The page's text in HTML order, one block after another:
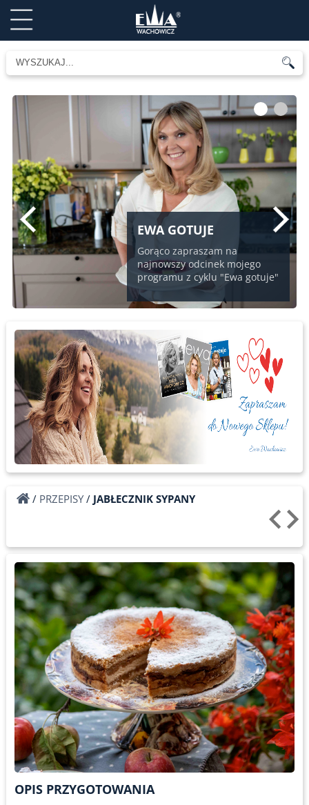
EWA GOTUJE
Gorąco zapraszam na
najnowszy odcinek mojego
programu z cyklu "Ewa gotuje"
1 2
/ PRZEPISY/ JABŁECZNIK SYPANY
OPIS PRZYGOTOWANIA